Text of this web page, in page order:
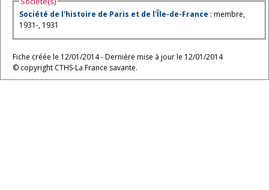
Société de l'histoire de Paris et de l'Île-de-France : membre,
1931-, 1931
Fiche créée le 12/01/2014 - Dernière mise à jour le 12/01/2014
© copyright CTHS-La France savante.